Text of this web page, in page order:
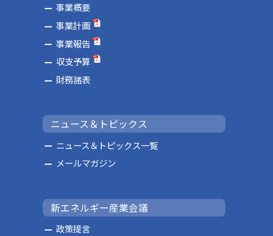
事業概要
事業計画
事業報告
収支予算
財務諸表
ニュース＆トピックス
ニュース＆トピックス一覧
メールマガジン
新エネルギー産業会議
政策提言